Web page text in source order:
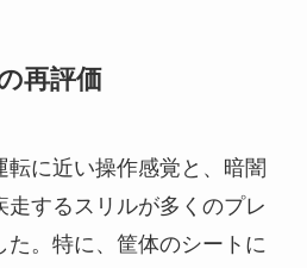
再評価
に近い操作感覚と、暗闇
するスリルが多くのプレ
た。特に、筐体のシートに